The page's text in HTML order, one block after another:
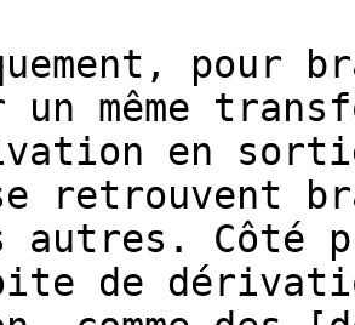
un même
en
retrouvent
autres.
de